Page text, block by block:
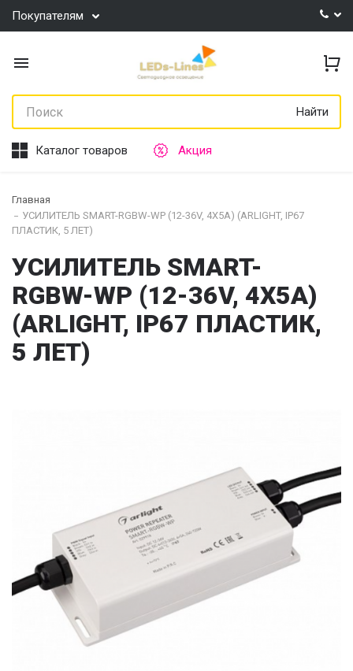
Покупателям
Найти
Каталог товаров Акция
Главная
УСИЛИТЕЛЬ SMART-RGBW-WP (12-36V, 4X5A) (ARLIGHT, IP67
ПЛАСТИК, 5 ЛЕТ)
УСИЛИТЕЛЬ SMART-
RGBW-WP (12-36V, 4X5A)
(ARLIGHT, IP67 ПЛАСТИК,
5 ЛЕТ)